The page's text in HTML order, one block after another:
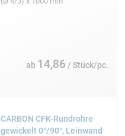
ab 14,86 / Stück/pc.
CARBON CFK-Rundrohre
gewickelt 0°/90°, Leinwand